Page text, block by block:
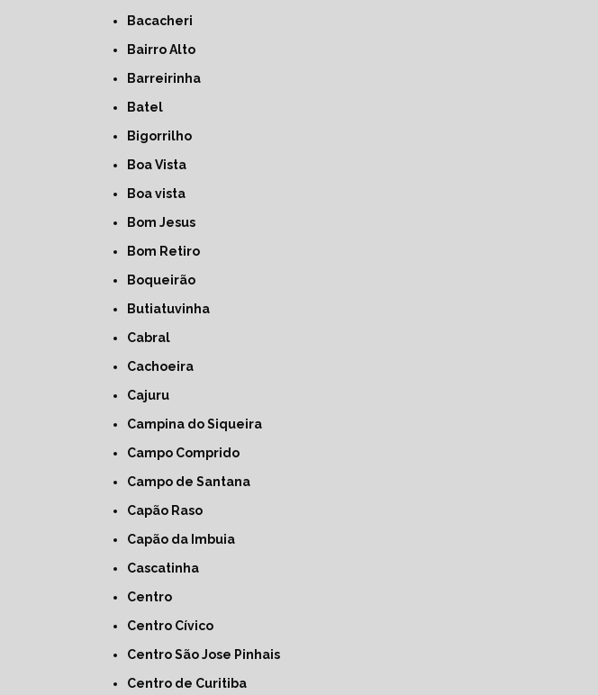
Bacacheri
Bairro Alto
Barreirinha
Batel
Bigorrilho
Boa Vista
Boa vista
Bom Jesus
Bom Retiro
Boqueirão
Butiatuvinha
Cabral
Cachoeira
Cajuru
Campina do Siqueira
Campo Comprido
Campo de Santana
Capão Raso
Capão da Imbuia
Cascatinha
Centro
Centro Cívico
Centro São Jose Pinhais
Centro de Curitiba